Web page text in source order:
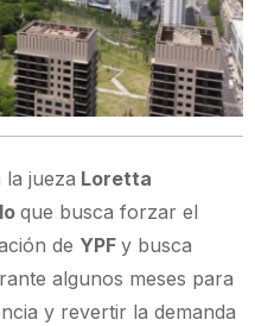
la jueza Loretta
que busca forzar el
de YPF y busca
algunos meses para
y revertir la demanda